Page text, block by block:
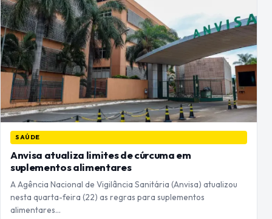
SAÚDE
Anvisa atualiza limites de cúrcuma em
suplementos alimentares
A Agência Nacional de Vigilância Sanitária (Anvisa) atualizou
nesta quarta-feira (22) as regras para suplementos
alimentares…